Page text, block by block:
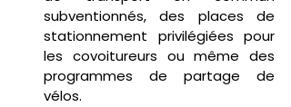
subventionnés, des places de
stationnement privilégiées pour
les covoitureurs ou même des
programmes de partage de
vélos.